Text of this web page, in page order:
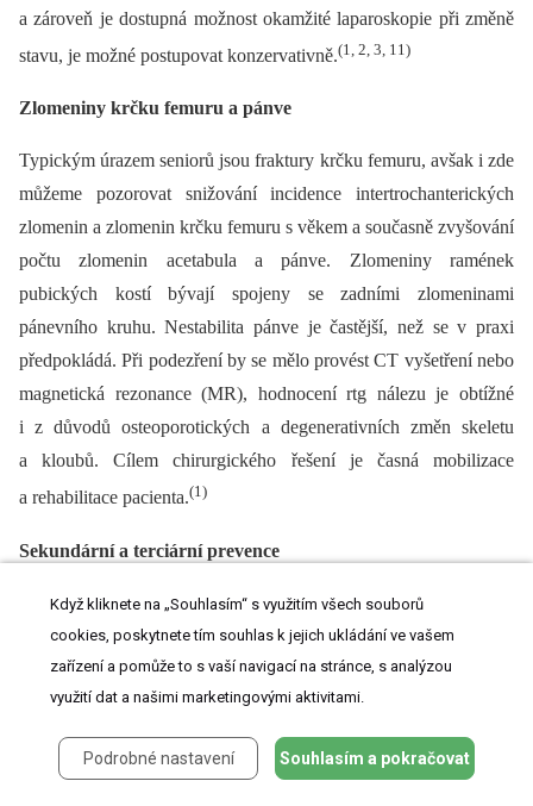
a zároveň je dostupná možnost okamžité laparoskopie při změně
stavu, je možné postupovat konzervativně.(1, 2, 3, 11)
Zlomeniny krčku femuru a pánve
Typickým úrazem seniorů jsou fraktury krčku femuru, avšak i zde
můžeme pozorovat snižování incidence intertrochanterických
zlomenin a zlomenin krčku femuru s věkem a současně zvyšování
počtu zlomenin acetabula a pánve. Zlomeniny ramének
pubických kostí bývají spojeny se zadními zlomeninami
pánevního kruhu. Nestabilita pánve je častější, než se v praxi
předpokládá. Při podezření by se mělo provést CT vyšetření nebo
magnetická rezonance (MR), hodnocení rtg nálezu je obtížné
i z důvodů osteoporotických a degenerativních změn skeletu
a kloubů. Cílem chirurgického řešení je časná mobilizace
a rehabilitace pacienta.(1)
Sekundární a terciární prevence
I při akutním ošetření úrazu je nutný komplexní pohled
a mezioborový přístup: je potřeba se zamyslet, co k úrazu vedlo,
zda byl preventabilní, a pokud ano, jaká mají být opatření.
Součástí ošetření je tedy i identifikace rizik běžných aktivit
ve vlastním sociálním prostředí pacienta a intervence v rámci
sekundární prevence pádů (ovlivnění rizika ortostatické
Když kliknete na „Souhlasím“ s využitím všech souborů
cookies, poskytnete tím souhlas k jejich ukládání ve vašem
zařízení a pomůže to s vaší navigací na stránce, s analýzou
využití dat a našimi marketingovými aktivitami.
Podrobné nastavení Souhlasím a pokračovat